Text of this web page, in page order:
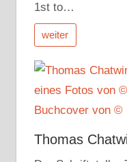
1st to…
weiter
Thomas